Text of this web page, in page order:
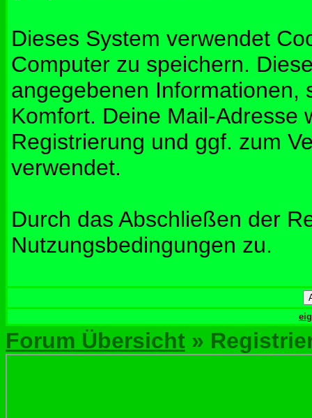
Dieses System verwendet
Computer zu speichern.
angegebenen Informationen,
Komfort. Deine Mail-Adresse
Registrierung und ggf. zum
verwendet.
Durch das Abschließen der
Nutzungsbedingungen zu.
Forum Übersicht »